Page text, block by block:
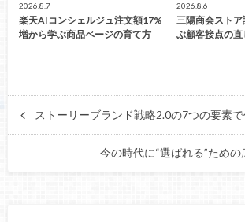
2026.8.7
楽天AIコンシェルジュ注文額17%
増から学ぶ商品ページの育て方
2026.8.6
三陽商会スト
ぶ顧客接点の直
ストーリーブランド戦略2.0の7つの要素で
今の時代に“選ばれる”ための